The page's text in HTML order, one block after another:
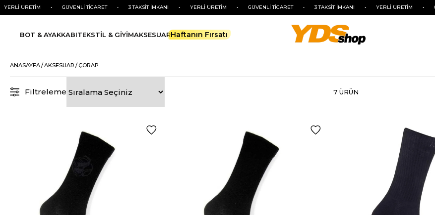
ÜRETİM • GÜVENLİ TİCARET • 3 TAKSİT İMKANI • YERLİ ÜRETİM • GÜVENLİ TİCARET • 3 TAKSİT İMKANI • YERLİ ÜRETİM •
BOT & AYAKKABITEKSTİL & GİYİMAKSESUARHaftanın Fırsatı
ANASAYFA AKSESUAR ÇORAP
Filtreleme 7 ÜRÜN